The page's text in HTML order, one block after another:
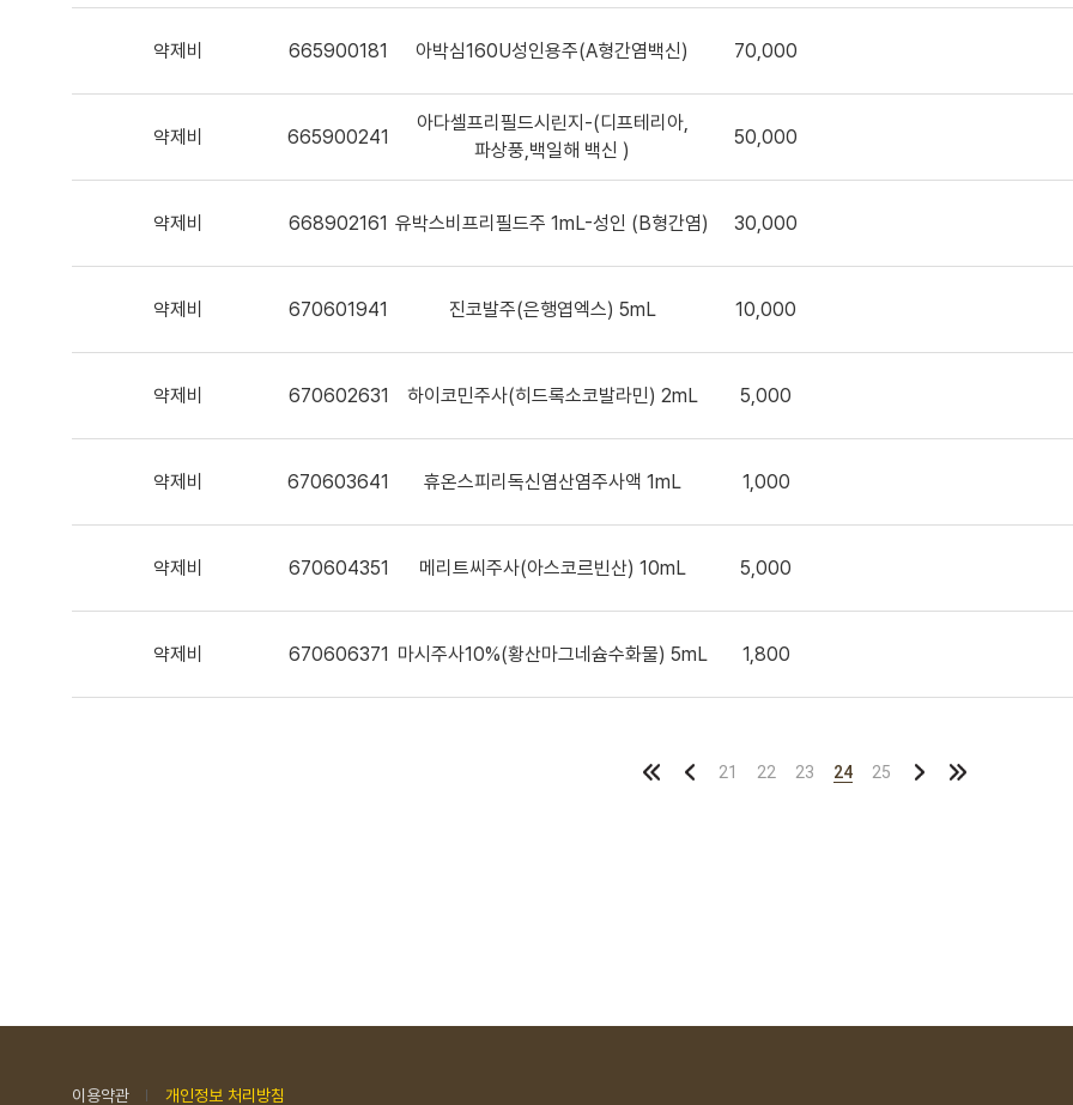
약제비 665900181 아박심160U성인용주(A형간염백신) 70,000
약제비 665900241
아다셀프리필드시린지-(디프테리아,
파상풍,백일해 백신 )
50,000
약제비 668902161 유박스비프리필드주 1mL-성인 (B형간염) 30,000
약제비 670601941 진코발주(은행엽엑스) 5mL 10,000
약제비 670602631 하이코민주사(히드록소코발라민) 2mL 5,000
약제비 670603641 휴온스피리독신염산염주사액 1mL 1,000
약제비 670604351 메리트씨주사(아스코르빈산) 10mL 5,000
약제비 670606371 마시주사10%(황산마그네슘수화물) 5mL 1,800
21 22 23 24 25
이용약관 개인정보 처리방침